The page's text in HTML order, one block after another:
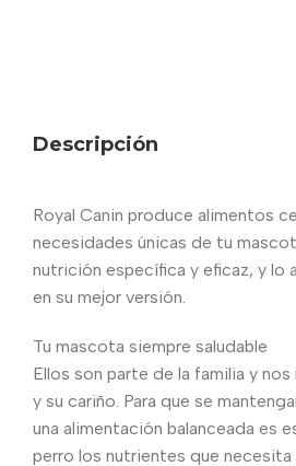
Descripción
Royal Canin produce alimentos
necesidades únicas de tu
nutrición específica y eficaz, y lo
en su mejor versión.
Tu mascota siempre saludable
Ellos son parte de la familia y nos
y su cariño. Para que se
una alimentación balanceada es
perro los nutrientes que necesita